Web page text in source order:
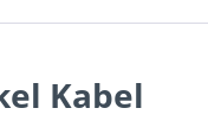
Kabel